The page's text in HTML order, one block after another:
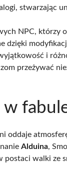
stwarzając
NPC, którzy
dzięki
i
przeżywać
oddaje
Alduina,
walki ze